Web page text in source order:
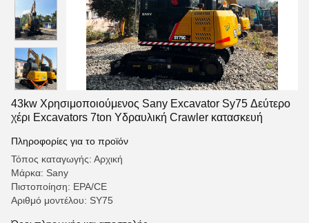
43kw Χρησιμοποιούμενος Sany Excavator Sy75 Δεύτερο
χέρι Excavators 7ton Υδραυλική Crawler κατασκευή
Πληροφορίες για το προϊόν
Τόπος καταγωγής: Αρχική
Μάρκα: Sany
Πιστοποίηση: EPA/CE
Αριθμό μοντέλου: SY75